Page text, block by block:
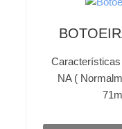
NA (